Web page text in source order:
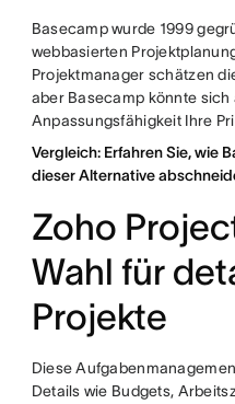
Basecamp wurde 1999
webbasierten
Projektmanager schätzen
aber Basecamp könnte
Anpassungsfähigkeit Ihre
Vergleich: Erfahren Sie, wie
dieser Alternative
Zoho
Wahl für
Projekte
Diese
Details wie Budgets,